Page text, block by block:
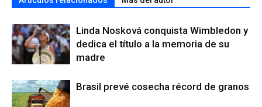
Linda Nosková conquista Wimbledon y
dedica el título a la memoria de su
madre
Brasil prevé cosecha récord de granos